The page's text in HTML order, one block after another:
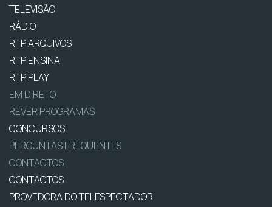
TELEVISÃO
RÁDIO
RTP ARQUIVOS
RTP ENSINA
RTP PLAY
EM DIRETO
REVER PROGRAMAS
CONCURSOS
PERGUNTAS FREQUENTES
CONTACTOS
CONTACTOS
PROVEDORA DO TELESPECTADOR